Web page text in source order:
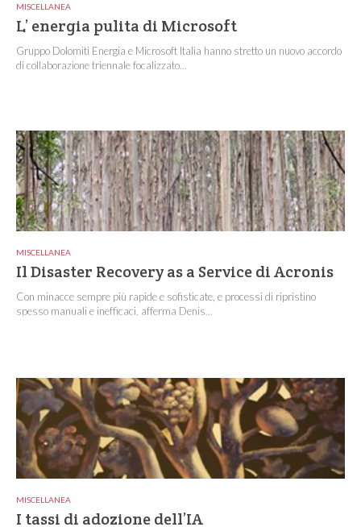
MISCELLANEA
L’ energia pulita di Microsoft
Gruppo Dolomiti Energia e Microsoft Italia hanno stretto un nuovo accordo
di collaborazione triennale focalizzato...
MISCELLANEA
Il Disaster Recovery as a Service di Acronis
Con minacce sempre più rapide e sofisticate, e processi di ripristino
spesso manuali e inefficaci, afferma Denis...
MISCELLANEA
I tassi di adozione dell’IA